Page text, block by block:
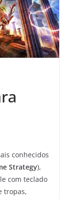
conhecidos
Strategy),
com teclado
tropas,